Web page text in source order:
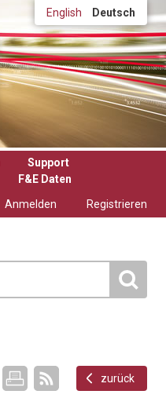
English Deutsch
Support
F&E Daten
Anmelden
Registrieren
zurück